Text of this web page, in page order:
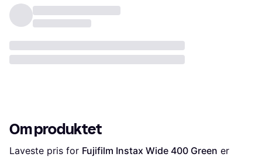
Om produktet
Laveste pris for Fujifilm Instax Wide 400 Green